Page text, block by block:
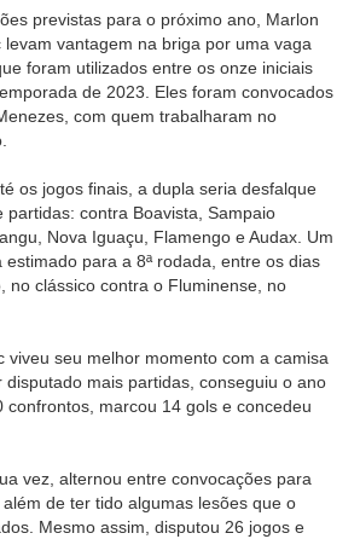
previstas para o próximo ano, Marlon
levam vantagem na briga por uma vaga
foram utilizados entre os onze iniciais
de 2023. Eles foram convocados
com quem trabalharam no
os jogos finais, a dupla seria desfalque
partidas: contra Boavista, Sampaio
Nova Iguaçu, Flamengo e Audax. Um
para a 8ª rodada, entre os dias
no clássico contra o Fluminense, no
viveu seu melhor momento com a camisa
disputado mais partidas, conseguiu o ano
confrontos, marcou 14 gols e concedeu
vez, alternou entre convocações para
de ter tido algumas lesões que o
Mesmo assim, disputou 26 jogos e